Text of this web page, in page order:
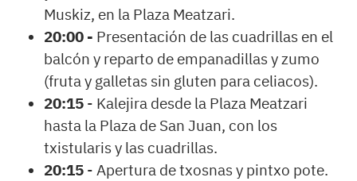
Muskiz, en la Plaza Meatzari.
20:00 - Presentación de las cuadrillas en el
balcón y reparto de empanadillas y zumo
(fruta y galletas sin gluten para celiacos).
20:15 - Kalejira desde la Plaza Meatzari
hasta la Plaza de San Juan, con los
txistularis y las cuadrillas.
20:15 - Apertura de txosnas y pintxo pote.